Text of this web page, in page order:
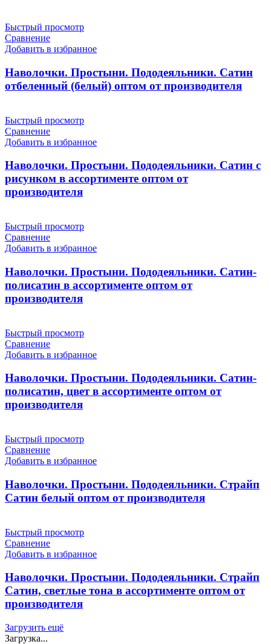
Быстрый просмотр
Сравнение
Добавить в избранное
Наволочки. Простыни. Пододеяльники. Сатин
отбеленный (белый) оптом от производителя
Быстрый просмотр
Сравнение
Добавить в избранное
Наволочки. Простыни. Пододеяльники. Сатин с
рисунком в ассортименте оптом от
производителя
Быстрый просмотр
Сравнение
Добавить в избранное
Наволочки. Простыни. Пододеяльники. Сатин-
полисатин в ассортименте оптом от
производителя
Быстрый просмотр
Сравнение
Добавить в избранное
Наволочки. Простыни. Пододеяльники. Сатин-
полисатин, цвет в ассортименте оптом от
производителя
Быстрый просмотр
Сравнение
Добавить в избранное
Наволочки. Простыни. Пододеяльники. Страйп
Сатин белый оптом от производителя
Быстрый просмотр
Сравнение
Добавить в избранное
Наволочки. Простыни. Пододеяльники. Страйп
Сатин, светлые тона в ассортименте оптом от
производителя
Загрузить ещё
Загрузка...